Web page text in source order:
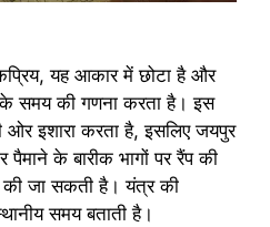
यह आकार में छोटा है और
समय की गणना करता है। इस
ओर इशारा करता है, इसलिए जयपुर
के बारीक भागों पर रैंप की
की जा सकती है। यंत्र की
समय बताती है।